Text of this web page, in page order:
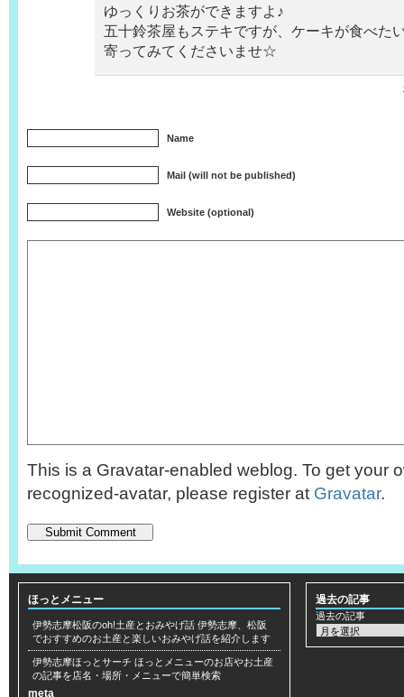
ゆっくりお茶ができますよ♪
五十鈴茶屋もステキですが、ケーキが食べた
寄ってみてくださいませ☆
Name
Mail (will not be published)
Website (optional)
This is a Gravatar-enabled weblog. To get your
recognized-avatar, please register at Gravatar.
ほっとメニュー
伊勢志摩松阪のoh!土産とおみやげ話 伊勢志摩、松阪
でおすすめのお土産と楽しいおみやげ話を紹介します
伊勢志摩ほっとサーチ ほっとメニューのお店やお土産
の記事を店名・場所・メニューで簡単検索
meta
過去の記事
過去の記事